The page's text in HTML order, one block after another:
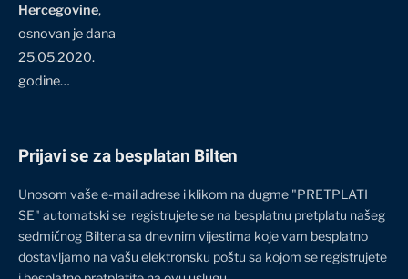
Hercegovine,
osnovan je dana
25.05.2020.
godine…
Prijavi se za besplatan Bilten
Unosom vaše e-mail adrese i klikom na dugme "PRETPLATI
SE" automatski se registrujete se na besplatnu pretplatu našeg
sedmičnog Biltena sa dnevnim vijestima koje vam besplatno
dostavljamo na vašu elektronsku poštu sa kojom se registrujete